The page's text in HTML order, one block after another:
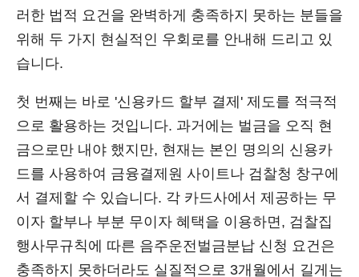
러한 법적 요건을 완벽하게 충족하지 못하는 분들을
위해 두 가지 현실적인 우회로를 안내해 드리고 있
습니다.
첫 번째는 바로 '신용카드 할부 결제' 제도를 적극적
으로 활용하는 것입니다. 과거에는 벌금을 오직 현
금으로만 내야 했지만, 현재는 본인 명의의 신용카
드를 사용하여 금융결제원 사이트나 검찰청 창구에
서 결제할 수 있습니다. 각 카드사에서 제공하는 무
이자 할부나 부분 무이자 혜택을 이용하면, 검찰집
행사무규칙에 따른 음주운전벌금분납 신청 요건은
충족하지 못하더라도 실질적으로 3개월에서 길게는